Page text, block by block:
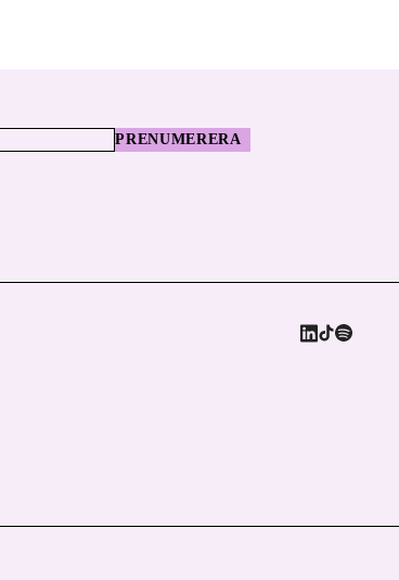
PRENUMERERA